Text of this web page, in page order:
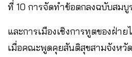
ที่ 10 การจัดทำข้อตกลงฉบับสม
และการเมืองเชิงการทูตของฝ่า
เมื่อคณะพูดคุยสันติสุขสามจังหวั